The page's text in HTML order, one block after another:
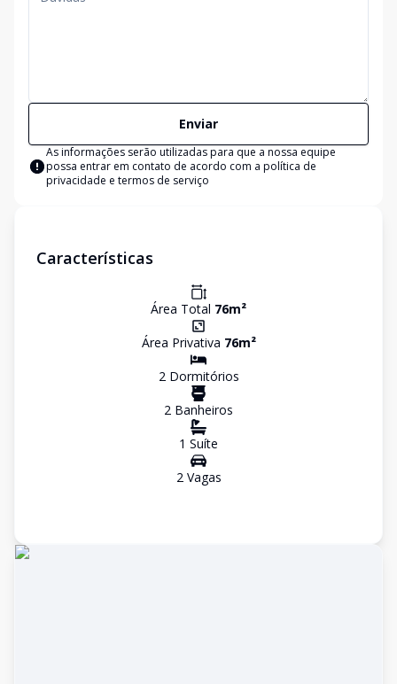
Enviar
As informações serão utilizadas para que a nossa equipe
possa entrar em contato de acordo com a política de
privacidade e termos de serviço
Características
Área Total 76m²
Área Privativa 76m²
2Dormitórios
2 Banheiros
1 Suíte
2Vagas